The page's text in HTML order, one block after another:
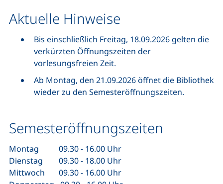
Aktuelle Hinweise
Bis einschließlich Freitag, 18.09.2026 gelten die
verkürzten Öffnungszeiten der
vorlesungsfreien Zeit.
Ab Montag, den 21.09.2026 öffnet die Bibliothek
wieder zu den Semesteröffnungszeiten.
Semesteröffnungszeiten
Montag 09.30 - 16.00 Uhr
Dienstag 09.30 - 18.00 Uhr
Mittwoch 09.30 - 16.00 Uhr